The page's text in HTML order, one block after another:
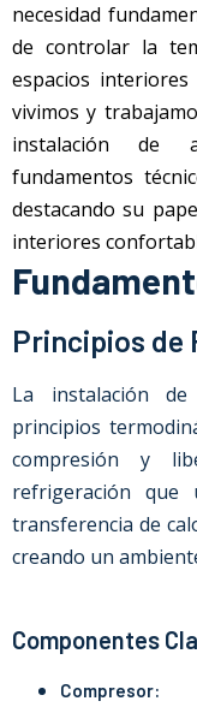
necesidad
de controlar la
espacios
vivimos y
instalación de
fundamentos
destacando su
interiores
Principios de
La instalación
principios
compresión y
refrigeración
transferencia de
creando un
Componentes
Compresor: